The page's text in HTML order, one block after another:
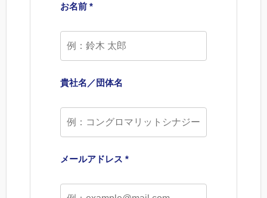
お名前 *
貴社名／団体名
メールアドレス *